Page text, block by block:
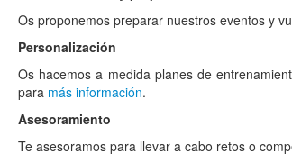
Os proponemos preparar nuestros eventos y
Personalización
Os hacemos a medida planes de
para más información.
Asesoramiento
Te asesoramos para llevar a cabo retos o